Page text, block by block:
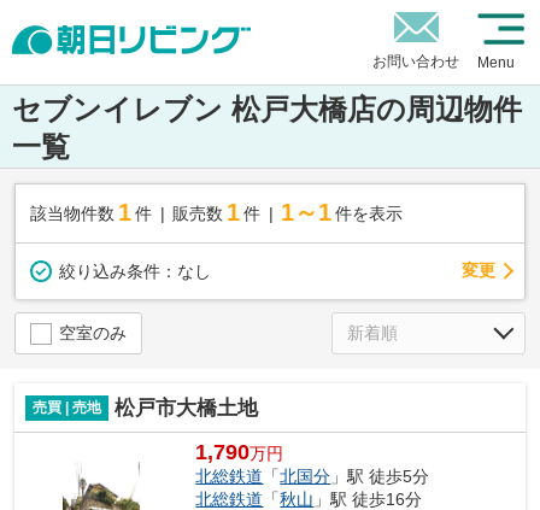
お問い合わせ Menu
セブンイレブン 松戸大橋店の周辺物件
一覧
該当物件数 1件 販売数 1 件 1～1 件を表示
絞り込み条件： なし 変更
空室のみ
売買 | 売地 松戸市大橋土地
1,790万円
北総鉄道 「北国分 」駅 徒歩5分
北総鉄道 「秋山 」駅 徒歩16分